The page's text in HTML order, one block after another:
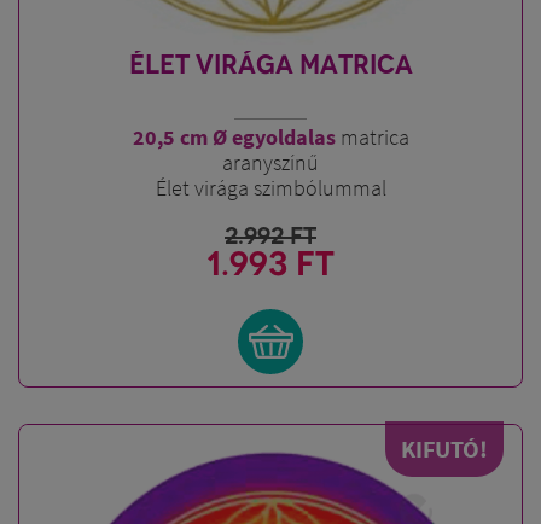
ÉLET VIRÁGA MATRICA
20,5 cm Øegyoldalas matrica
aranyszínű
Élet virága szimbólummal
2.992FT
1.993 FT
KIFUTÓ!